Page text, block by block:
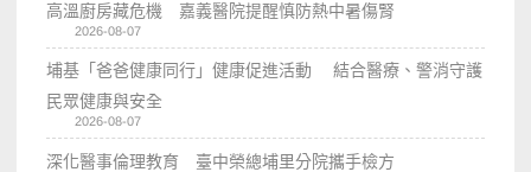
高溫廚房藏危機 嘉義醫院提醒慎防熱中暑傷腎
2026-08-07
埔基「爸爸健康同行」健康促進活動 結合醫療、警消守護
民眾健康與安全
2026-08-07
深化醫事倫理教育 臺中榮總埔里分院攜手檢方